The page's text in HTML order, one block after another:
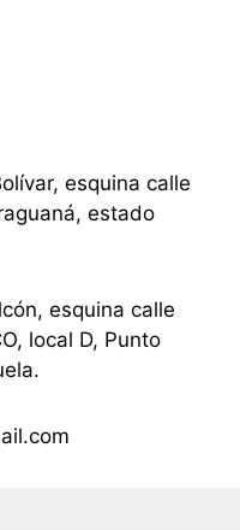
esquina calle
estado
esquina calle
local D, Punto